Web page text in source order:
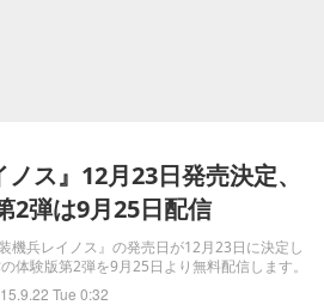
ス』12月23日発売決定、
2弾は9月25日配信
機兵レイノス』の発売日が12月23日に決定し
体験版第2弾を9月25日より無料配信します。
Tue 0:32